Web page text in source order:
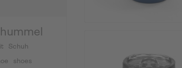
hummel
Schuh
shoes